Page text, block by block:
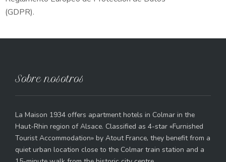
(GDPR).
Sobre nosotros
La Maison 1934 offers apartment hotels in Colmar in the
Haut-Rhin region of Alsace. Classified as 4-star «Furnished
Tourist Accommodation» by Atout France, they benefit from a
quiet urban location close to the Colmar train station and a